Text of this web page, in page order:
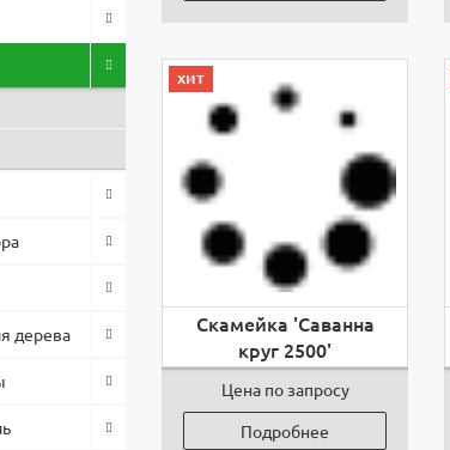
хит
Скамейка 'Саванна
круг 2500'
Цена по запросу
Подробнее
дерева